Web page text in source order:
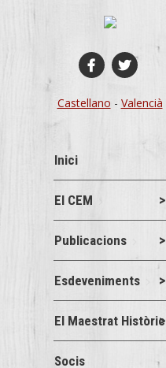
Castellano - Valencià
Inici
El CEM
Publicacions
Esdeveniments
El Maestrat Històric
Socis